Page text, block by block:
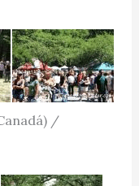
/